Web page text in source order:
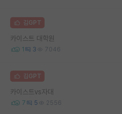
김GPT
카이스트 대학원
1 3 7046
김GPT
카이스트vs자대
7 5 2556